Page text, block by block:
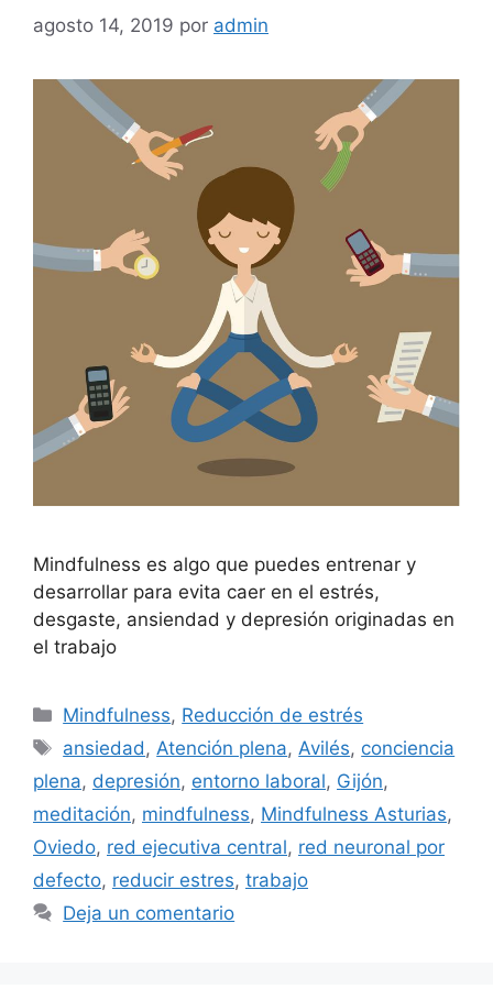
agosto 14, 2019 por admin
Mindfulness es algo que puedes entrenar y
desarrollar para evita caer en el estrés,
desgaste, ansiendad y depresión originadas en
el trabajo
Mindfulness, Reducción de estrés
ansiedad , Atención plena, Avilés, conciencia
plena, depresión, entorno laboral, Gijón,
meditación, mindfulness, Mindfulness Asturias,
Oviedo, red ejecutiva central, red neuronal por
defecto, reducir estres, trabajo
Deja un comentario